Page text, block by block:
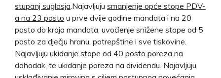
stupanj suglasja .Najavljuju smanjenje opće stope PDV-
a na 23 posto u prve dvije godine mandata i na 20
posto do kraja mandata, uvođenje snižene stope od 5
posto za dječju hranu, potrepštine i sve tiskovine.
Najavljuju ukidanje stope od 40 posto poreza na
dohodak, te ukidanje poreza na dividendu. Najavljuju